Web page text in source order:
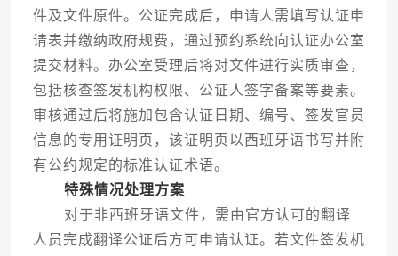
件及文件原件。公证完成后，申请人需填写认证申
请表并缴纳政府规费，通过预约系统向认证办公室
提交材料。办公室受理后将对文件进行实质审查，
包括核查签发机构权限、公证人签字备案等要素。
审核通过后将施加包含认证日期、编号、签发官员
信息的专用证明页，该证明页以西班牙语书写并附
有公约规定的标准认证术语。
特殊情况处理方案
对于非西班牙语文件，需由官方认可的翻译
人员完成翻译公证后方可申请认证。若文件签发机